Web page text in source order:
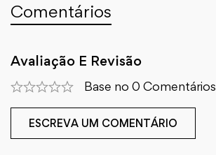
Comentários
Avaliação E Revisão
Base no 0 Comentários
ESCREVA UM COMENTÁRIO